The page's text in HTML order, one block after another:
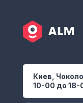
Киев,
10-00 до 18-